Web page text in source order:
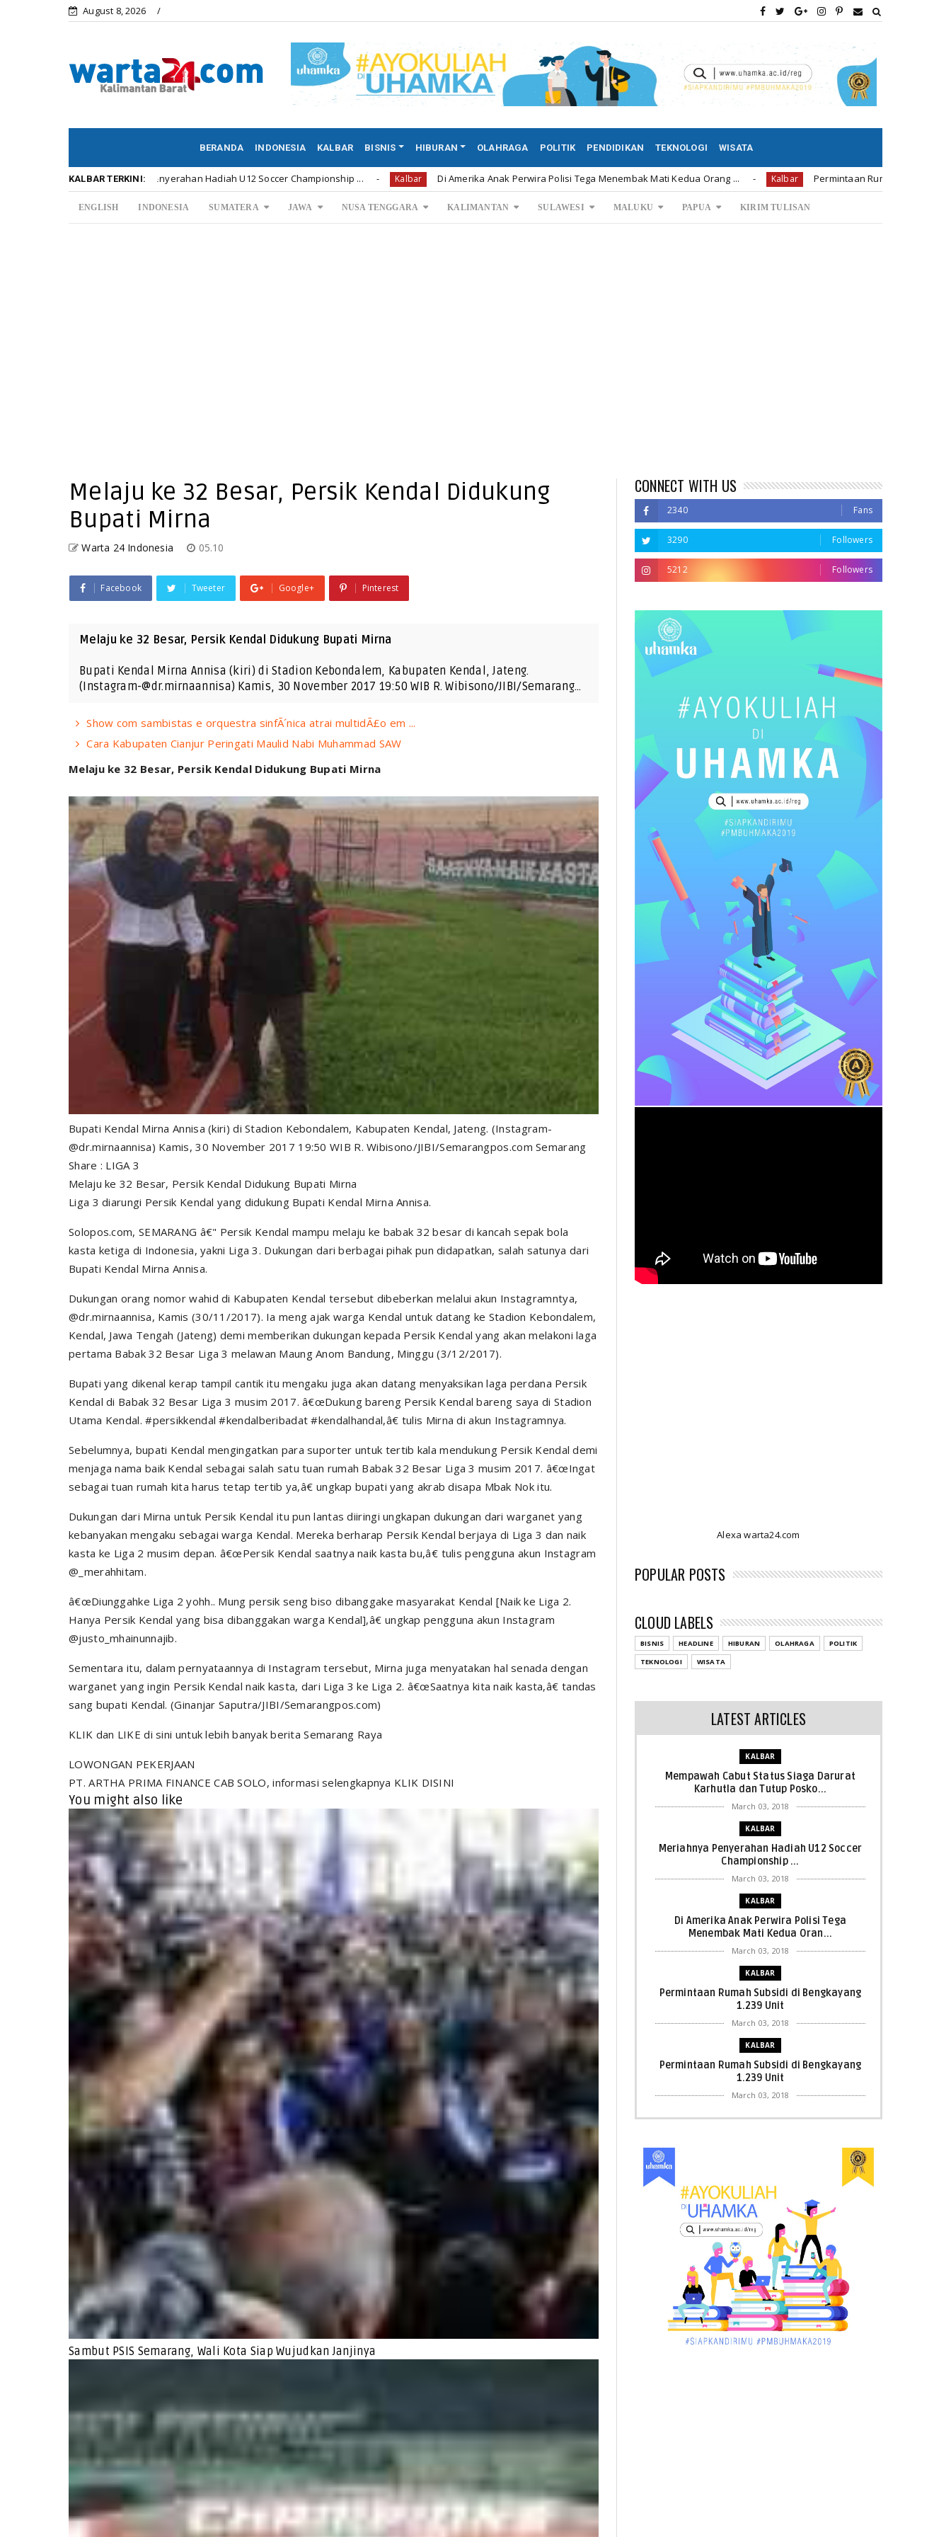
August 8, 2026
BERANDA INDONESIA KALBAR BISNIS HIBURAN OLAHRAGA POLITIK PENDIDIKAN TEKNOLOGI WISATA
KALBAR TERKINI:
Penyerahan Hadiah U12 Soccer Championship ... Kalbar Di Amerika Anak Perwira Polisi Tega Menembak Mati Kedua Orang ... Kalbar Permintaan Rumah Subsidi di Bengkayang 1.239 Unit
ENGLISH INDONESIA SUMATERA JAWA NUSA TENGGARA KALIMANTAN SULAWESI MALUKU PAPUA KIRIM TULISAN
Melaju ke 32 Besar, Persik Kendal Didukung
Bupati Mirna
Warta 24 Indonesia 05.10
Facebook Tweeter Google+ Pinterest
Melaju ke 32 Besar, Persik Kendal Didukung Bupati Mirna
Bupati Kendal Mirna Annisa (kiri) di Stadion Kebondalem, Kabupaten Kendal, Jateng.
(Instagram-@dr.mirnaannisa) Kamis, 30 November 2017 19:50 WIB R. Wibisono/JIBI/Semarang…
Show com sambistas e orquestra sinfÃ´nica atrai multidÃ£o em ...
Cara Kabupaten Cianjur Peringati Maulid Nabi Muhammad SAW
Melaju ke 32 Besar, Persik Kendal Didukung Bupati Mirna
Bupati Kendal Mirna Annisa (kiri) di Stadion Kebondalem, Kabupaten Kendal, Jateng. (Instagram-
@dr.mirnaannisa) Kamis, 30 November 2017 19:50 WIB R. Wibisono/JIBI/Semarangpos.com Semarang
Share : LIGA 3
Melaju ke 32 Besar, Persik Kendal Didukung Bupati Mirna
Liga 3 diarungi Persik Kendal yang didukung Bupati Kendal Mirna Annisa.
Solopos.com, SEMARANG â€" Persik Kendal mampu melaju ke babak 32 besar di kancah sepak bola
kasta ketiga di Indonesia, yakni Liga 3. Dukungan dari berbagai pihak pun didapatkan, salah satunya dari
Bupati Kendal Mirna Annisa.
Dukungan orang nomor wahid di Kabupaten Kendal tersebut dibeberkan melalui akun Instagramntya,
@dr.mirnaannisa, Kamis (30/11/2017). Ia meng ajak warga Kendal untuk datang ke Stadion Kebondalem,
Kendal, Jawa Tengah (Jateng) demi memberikan dukungan kepada Persik Kendal yang akan melakoni laga
pertama Babak 32 Besar Liga 3 melawan Maung Anom Bandung, Minggu (3/12/2017).
Bupati yang dikenal kerap tampil cantik itu mengaku juga akan datang menyaksikan laga perdana Persik
Kendal di Babak 32 Besar Liga 3 musim 2017. â€œDukung bareng Persik Kendal bareng saya di Stadion
Utama Kendal. #persikkendal #kendalberibadat #kendalhandal,â€ tulis Mirna di akun Instagramnya.
Sebelumnya, bupati Kendal mengingatkan para suporter untuk tertib kala mendukung Persik Kendal demi
menjaga nama baik Kendal sebagai salah satu tuan rumah Babak 32 Besar Liga 3 musim 2017. â€œIngat
sebagai tuan rumah kita harus tetap tertib ya,â€ ungkap bupati yang akrab disapa Mbak Nok itu.
Dukungan dari Mirna untuk Persik Kendal itu pun lantas diiringi ungkapan dukungan dari warganet yang
kebanyakan mengaku sebagai warga Kendal. Mereka berharap Persik Kendal berjaya di Liga 3 dan naik
kasta ke Liga 2 musim depan. â€œPersik Kendal saatnya naik kasta bu,â€ tulis pengguna akun Instagram
@_merahhitam.
â€œDiunggahke Liga 2 yohh.. Mung persik seng biso dibanggake masyarakat Kendal [Naik ke Liga 2.
Hanya Persik Kendal yang bisa dibanggakan warga Kendal],â€ ungkap pengguna akun Instagram
@justo_mhainunnajib.
Sementara itu, dalam pernyataannya di Instagram tersebut, Mirna juga menyatakan hal senada dengan
warganet yang ingin Persik Kendal naik kasta, dari Liga 3 ke Liga 2. â€œSaatnya kita naik kasta,â€ tandas
sang bupati Kendal. (Ginanjar Saputra/JIBI/Semarangpos.com)
KLIK dan LIKE di sini untuk lebih banyak berita Semarang Raya
LOWONGAN PEKERJAAN
PT. ARTHA PRIMA FINANCE CAB SOLO, informasi selengkapnya KLIK DISINI
You might also like
Sambut PSIS Semarang, Wali Kota Siap Wujudkan Janjinya
CONNECT WITH US
2340 Fans
3290 Followers
5212 Followers
Alexa warta24.com
POPULAR POSTS
CLOUD LABELS
BISNIS HEADLINE HIBURAN OLAHRAGA
POLITIK
TEKNOLOGI
WISATA
LATEST ARTICLES
KALBAR
Mempawah Cabut Status Siaga Darurat
Karhutla dan Tutup Posko...
March 03, 2018
KALBAR
Meriahnya Penyerahan Hadiah U12 Soccer
Championship ...
March 03, 2018
KALBAR
Di Amerika Anak Perwira Polisi Tega
Menembak Mati Kedua Oran...
March 03, 2018
KALBAR
Permintaan Rumah Subsidi di Bengkayang
1.239 Unit
March 03, 2018
KALBAR
Permintaan Rumah Subsidi di Bengkayang
1.239 Unit
March 03, 2018
KALBAR
KALBAR
Orangutan Masuk ke Asrama Mahasiswi
STAI Al-Haudl Ketapang ....
March 02, 2018
KALBAR
Menelisik Pemadam Kebakaran Swasta di
Pontianak, Bukti ...
March 02, 2018
KALBAR